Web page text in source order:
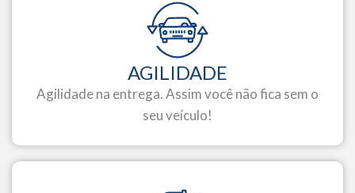
AGILIDADE
Agilidade na entrega. Assim você não fica sem o
seu veículo!